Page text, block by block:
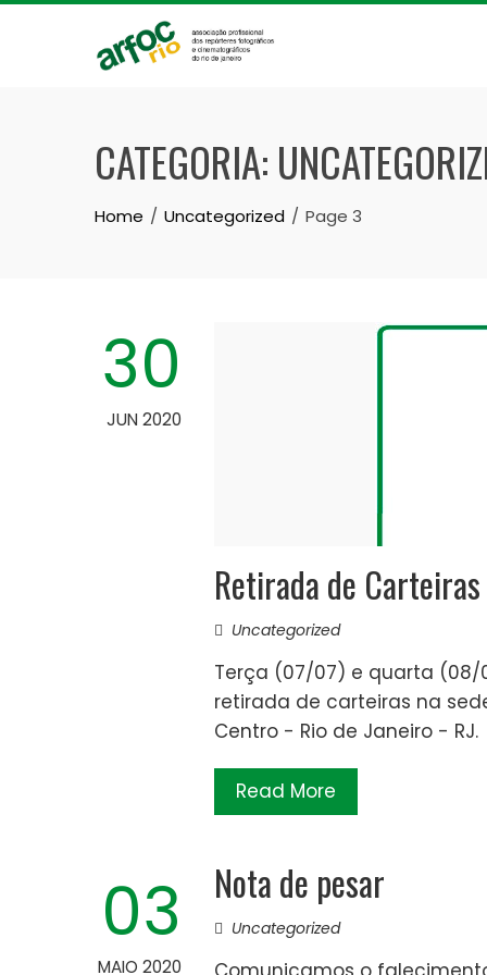
Skip
CATEGORIA:
Home Uncategorized Page 3
30
JUN 2020
Retirada de
Uncategorized
Terça (07/07) e quarta (08/
retirada de carteiras na
Centro - Rio de Janeiro - RJ.
Read More
03
MAIO 2020
Nota de pesar
Uncategorized